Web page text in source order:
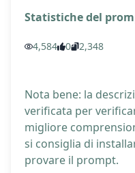
Statistiche del
4,584 0 2,348
Nota bene: la
verificata per
migliore
si consiglia di
provare il prompt.